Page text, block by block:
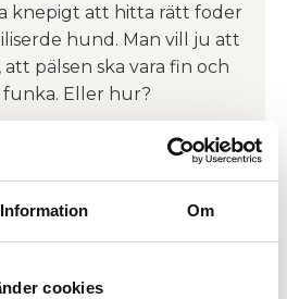
Information Om
cookies
knepigt att hitta rätt foder
hund. Man vill ju att
att pälsen ska vara fin och
Eller hur?
nu packade i
även passa din lite mindre
förtjänar riktigt bra